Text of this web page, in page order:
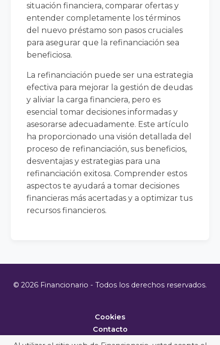
situación financiera, comparar ofertas y
entender completamente los términos
del nuevo préstamo son pasos cruciales
para asegurar que la refinanciación sea
beneficiosa.
La refinanciación puede ser una estrategia
efectiva para mejorar la gestión de deudas
y aliviar la carga financiera, pero es
esencial tomar decisiones informadas y
asesorarse adecuadamente. Este artículo
ha proporcionado una visión detallada del
proceso de refinanciación, sus beneficios,
desventajas y estrategias para una
refinanciación exitosa. Comprender estos
aspectos te ayudará a tomar decisiones
financieras más acertadas y a optimizar tus
recursos financieros.
© 2026 Financionario - Todos los derechos reservados.
Cookies
Contacto
Metodología